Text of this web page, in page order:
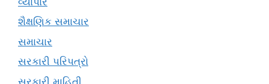
શૈક્ષણિક સમાચાર
સમાચાર
સરકારી પરિપત્રો
સરકારી માહિતી